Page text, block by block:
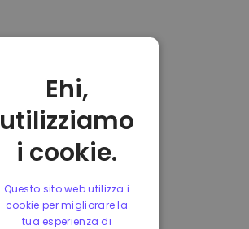
Ehi,
utilizziamo
i cookie.
Questo sito web utilizza i
cookie per migliorare la
tua esperienza di